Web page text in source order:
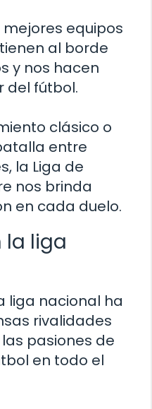
mejores equipos
al borde
y nos hacen
del fútbol.
clásico o
entre
la Liga de
nos brinda
en cada duelo.
la liga
liga nacional ha
rivalidades
pasiones de
en todo el